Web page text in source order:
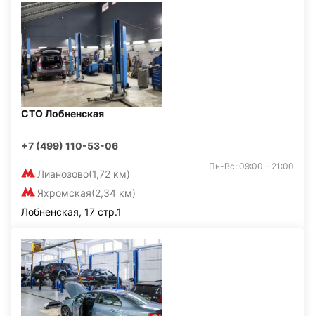
СТО Лобненская
+7 (499) 110-53-06
Лианозово(1,72 км)
Яхромская(2,34 км)
Пн-Вс: 09:00 - 21:00
Лобненская, 17 стр.1